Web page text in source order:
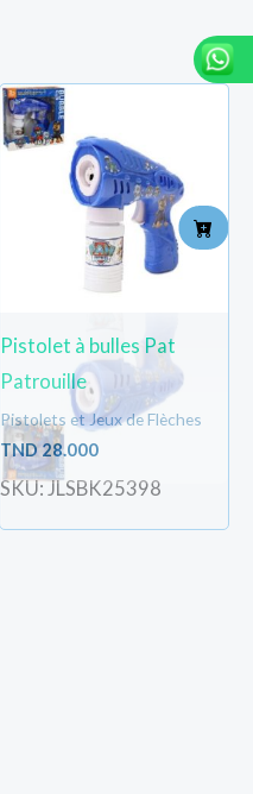
Pistolet à bulles Pat
Patrouille
Pistolets et Jeux de Flèches
TND28.000
SKU: JLSBK25398